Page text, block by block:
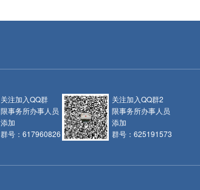
关注加入QQ群
限事务所办事人员
添加
群号：617960826
关注加入QQ群2
限事务所办事人员
添加
群号：625191573